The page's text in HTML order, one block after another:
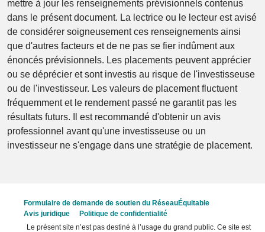
mettre à jour les renseignements prévisionnels contenus
dans le présent document. La lectrice ou le lecteur est avisé
de considérer soigneusement ces renseignements ainsi
que d'autres facteurs et de ne pas se fier indûment aux
énoncés prévisionnels. Les placements peuvent apprécier
ou se déprécier et sont investis au risque de l'investisseuse
ou de l'investisseur. Les valeurs de placement fluctuent
fréquemment et le rendement passé ne garantit pas les
résultats futurs. Il est recommandé d'obtenir un avis
professionnel avant qu'une investisseuse ou un
investisseur ne s'engage dans une stratégie de placement.
Formulaire de demande de soutien du RéseauÉquitable
Avis juridique
Politique de confidentialité
Le présent site n’est pas destiné à l’usage du grand public. Ce site est